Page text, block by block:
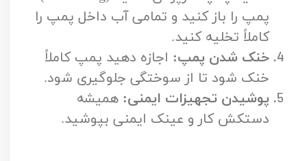
پمپ را باز کنید و تمامی آب داخل پمپ را
کاملاً تخلیه کنید.
خنک شدن پمپ: اجازه دهید پمپ کاملاً
خنک شود تا از سوختگی جلوگیری شود.
پوشیدن تجهیزات ایمنی: همیشه
دستکش کار و عینک ایمنی بپوشید.